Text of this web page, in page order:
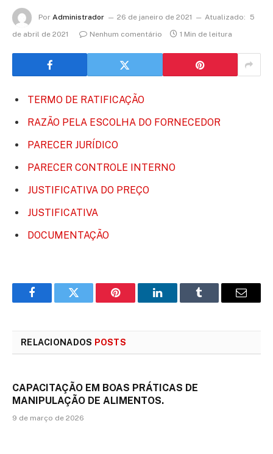
Por Administrador 26 de janeiro de 2021 Atualizado:
5
de abril de 2021
Nenhum comentário 1 Min de leitura
TERMO DE RATIFICAÇÃO
RAZÃO PELA ESCOLHA DO FORNECEDOR
PARECER JURÍDICO
PARECER CONTROLE INTERNO
JUSTIFICATIVA DO PREÇO
JUSTIFICATIVA
DOCUMENTAÇÃO
FacebookTwitter Pinterest LinkedInTumblr
E-
RELACIONADOS POSTS
CAPACITAÇÃO EM BOAS PRÁTICAS DE
MANIPULAÇÃO DE ALIMENTOS.
9 de março de 2026